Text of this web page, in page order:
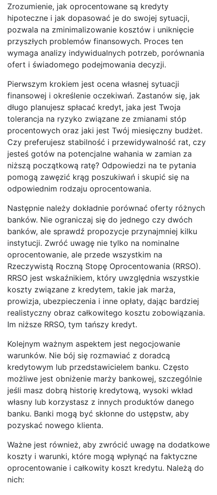
Zrozumienie, jak oprocentowane są kredyty
hipoteczne i jak dopasować je do swojej sytuacji,
pozwala na zminimalizowanie kosztów i uniknięcie
przyszłych problemów finansowych. Proces ten
wymaga analizy indywidualnych potrzeb, porównania
ofert i świadomego podejmowania decyzji.
Pierwszym krokiem jest ocena własnej sytuacji
finansowej i określenie oczekiwań. Zastanów się, jak
długo planujesz spłacać kredyt, jaka jest Twoja
tolerancja na ryzyko związane ze zmianami stóp
procentowych oraz jaki jest Twój miesięczny budżet.
Czy preferujesz stabilność i przewidywalność rat, czy
jesteś gotów na potencjalne wahania w zamian za
niższą początkową ratę? Odpowiedzi na te pytania
pomogą zawęzić krąg poszukiwań i skupić się na
odpowiednim rodzaju oprocentowania.
Następnie należy dokładnie porównać oferty różnych
banków. Nie ograniczaj się do jednego czy dwóch
banków, ale sprawdź propozycje przynajmniej kilku
instytucji. Zwróć uwagę nie tylko na nominalne
oprocentowanie, ale przede wszystkim na
Rzeczywistą Roczną Stopę Oprocentowania (RRSO).
RRSO jest wskaźnikiem, który uwzględnia wszystkie
koszty związane z kredytem, takie jak marża,
prowizja, ubezpieczenia i inne opłaty, dając bardziej
realistyczny obraz całkowitego kosztu zobowiązania.
Im niższe RRSO, tym tańszy kredyt.
Kolejnym ważnym aspektem jest negocjowanie
warunków. Nie bój się rozmawiać z doradcą
kredytowym lub przedstawicielem banku. Często
możliwe jest obniżenie marży bankowej, szczególnie
jeśli masz dobrą historię kredytową, wysoki wkład
własny lub korzystasz z innych produktów danego
banku. Banki mogą być skłonne do ustępstw, aby
pozyskać nowego klienta.
Ważne jest również, aby zwrócić uwagę na dodatkowe
koszty i warunki, które mogą wpłynąć na faktyczne
oprocentowanie i całkowity koszt kredytu. Należą do
nich: